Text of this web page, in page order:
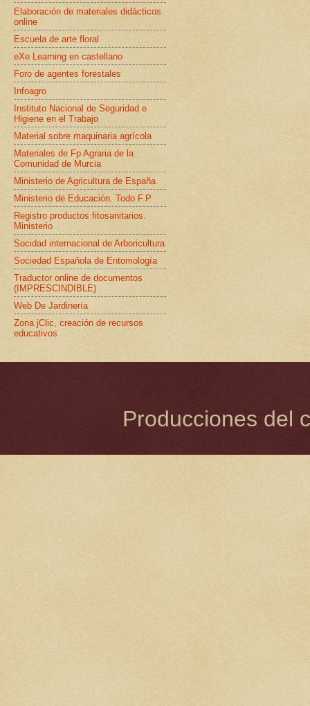
Elaboración de materiales didácticos
online
Escuela de arte floral
eXe Learning en castellano
Foro de agentes forestales
Infoagro
Instituto Nacional de Seguridad e
Higiene en el Trabajo
Material sobre maquinaria agrícola
Materiales de Fp Agraria de la
Comunidad de Murcia
Ministerio de Agricultura de España
Ministerio de Educación. Todo F.P
Registro productos fitosanitarios.
Ministerio
Socidad internacional de Arboricultura
Sociedad Española de Entomología
Traductor online de documentos
(IMPRESCINDIBLE)
Web De Jardinería
Zona jClic, creación de recursos
educativos
Producciones del